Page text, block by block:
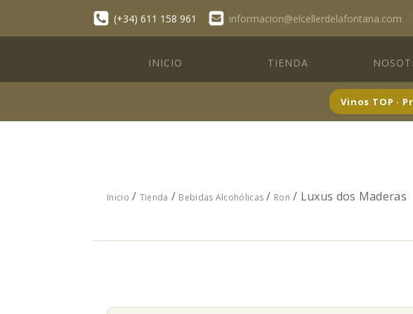
(+34) 611 158 961 informacion@elcellerdelafontana.com
INICIO TIENDA
Vinos TOP ·
Inicio / Tienda / Bebidas Alcohólicas / Ron / Luxus dos Maderas